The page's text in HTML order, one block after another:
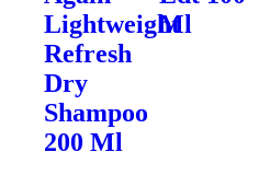
Lightweight
Refresh
Dry
Shampoo
200 Ml
Ml